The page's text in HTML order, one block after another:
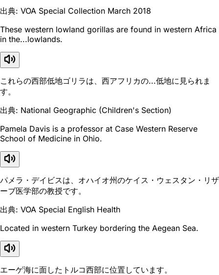
出典: VOA Special Collection March 2018
These western lowland gorillas are found in western Africa
in the...lowlands.
これらの西部低地ゴリラは、西アフリカの...低地に見られま
す。
出典: National Geographic (Children's Section)
Pamela Davis is a professor at Case Western Reserve
School of Medicine in Ohio.
パメラ・デイビスは、オハイオ州のケイス・ウェスタン・リザ
ーブ医学部の教授です。
出典: VOA Special English Health
Located in western Turkey bordering the Aegean Sea.
エーゲ海に面したトルコ西部に位置しています。